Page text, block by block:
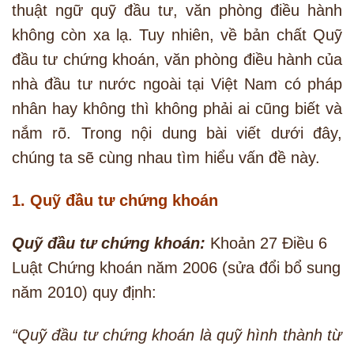
thuật ngữ quỹ đầu tư, văn phòng điều hành
không còn xa lạ. Tuy nhiên, về bản chất Quỹ
đầu tư chứng khoán, văn phòng điều hành của
nhà đầu tư nước ngoài tại Việt Nam có pháp
nhân hay không thì không phải ai cũng biết và
nắm rõ. Trong nội dung bài viết dưới đây,
chúng ta sẽ cùng nhau tìm hiểu vấn đề này.
1. Quỹ đầu tư chứng khoán
Quỹ đầu tư chứng khoán: Khoản 27 Điều 6
Luật Chứng khoán năm 2006 (sửa đổi bổ sung
năm 2010) quy định:
“Quỹ đầu tư chứng khoán là quỹ hình thành từ